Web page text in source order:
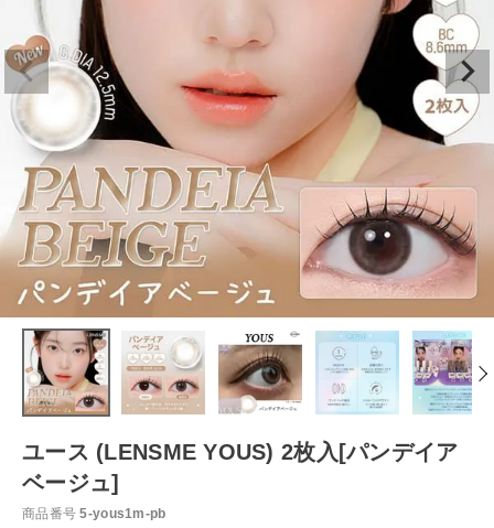
ユース (LENSME YOUS) 2枚入[パンデイア
ベージュ]
商品番号 5-yous1m-pb